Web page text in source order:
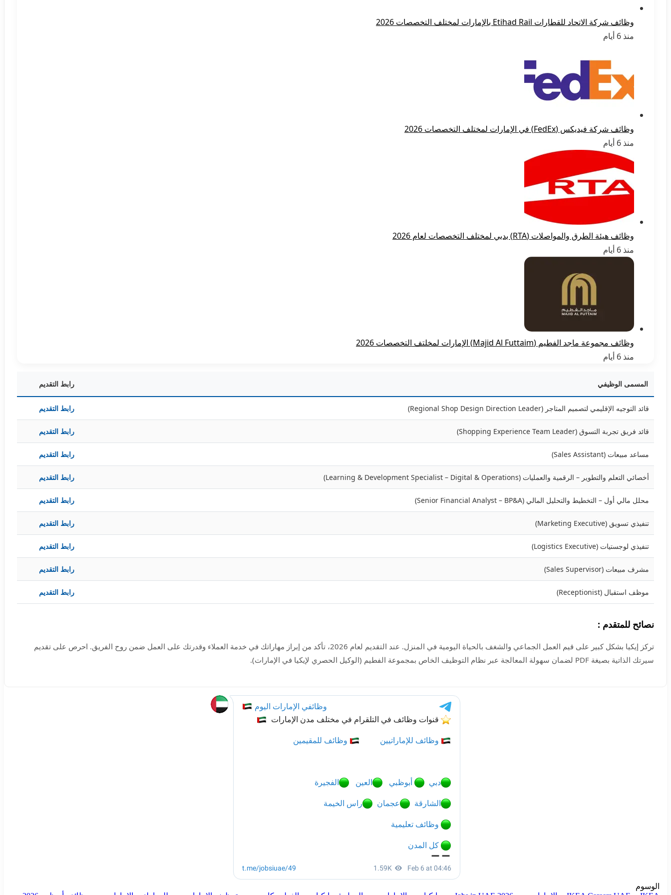
وظائف شركة الاتحاد للقطارات Etihad Rail بالإمارات لمختلف التخصصات 2026
منذ 6 أيام
وظائف شركة فيديكس (FedEx) في الإمارات لمختلف التخصصات 2026
منذ 6 أيام
وظائف هيئة الطرق والمواصلات (RTA) بدبي لمختلف التخصصات لعام 2026
منذ 6 أيام
وظائف مجموعة ماجد الفطيم (Majid Al Futtaim) الإمارات لمخلتف التخصصات 2026
منذ 6 أيام
المسمى الوظيفي رابط التقديم
قائد التوجيه الإقليمي لتصميم المتاجر (Regional Shop Design Direction Leader) رابط التقديم
قائد فريق تجربة التسوق (Shopping Experience Team Leader) رابط التقديم
مساعد مبيعات (Sales Assistant) رابط التقديم
أخصائي التعلم والتطوير – الرقمية والعمليات (Learning & Development Specialist – Digital & Operations) رابط التقديم
محلل مالي أول – التخطيط والتحليل المالي (Senior Financial Analyst – BP&A) رابط التقديم
تنفيذي تسويق (Marketing Executive) رابط التقديم
تنفيذي لوجستيات (Logistics Executive) رابط التقديم
مشرف مبيعات (Sales Supervisor) رابط التقديم
موظف استقبال (Receptionist) رابط التقديم
نصائح للمتقدم :
تركز إيكيا بشكل كبير على قيم العمل الجماعي والشغف بالحياة اليومية في المنزل. عند التقديم لعام 2026، تأكد من إبراز مهاراتك في خدمة العملاء وقدرتك على العمل ضمن روح الفريق. احرص على تقديم
سيرتك الذاتية بصيغة PDF لضمان سهولة المعالجة عبر نظام التوظيف الخاص بمجموعة الفطيم (الوكيل الحصري لإيكيا في الإمارات).
الوسوم